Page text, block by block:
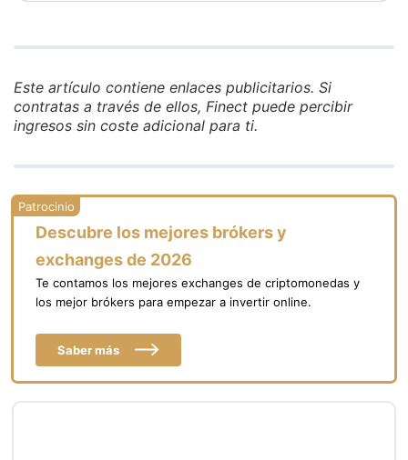
limitada de fondos, por lo que para
opción más completa.
valores registrada en la CNMV y cuenta
Seguros y AXA España, con cobertura del
licencia europea, supervisado en España
por la CNMV y el Banco de España,
también con cobertura del FOGAIN.
Este artículo contiene enlaces publicitarios. Si
contratas a través de ellos, Finect puede percibir
ingresos sin coste adicional para ti.
Descubre los mejores brókers y
exchanges de 2026
Te contamos los mejores exchanges de criptomonedas y
los mejor brókers para empezar a invertir online.
Saber más